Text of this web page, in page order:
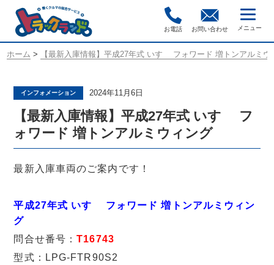
お電話 お問い合わせ
ホーム > 【最新入庫情報】平成27年式 いすゞ フォワード 増トンアルミウ
インフォメーション 2024年11月6日
【最新入庫情報】平成27年式 いすゞ フ
ォワード 増トンアルミウィング
最新入庫車両のご案内です！
平成27年式 いすゞ フォワード 増トンアルミウィン
グ
問合せ番号：T16743
型式：LPG-FTR90S2